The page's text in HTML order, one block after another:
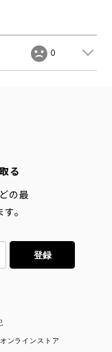
0
る
の最
。
登録
ンラインストア